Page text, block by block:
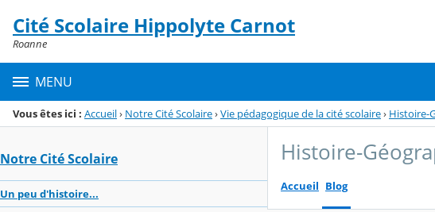
Menu de la rubrique
Contenu
Cité Scolaire Hippolyte Carnot
Roanne
MENU
Vous êtes ici : Accueil› Notre Cité Scolaire›Vie pédagogique de la cité scolaire› Histoire-
Notre Cité Scolaire
Un peu d'histoire...
Histoire-
Accueil Blog